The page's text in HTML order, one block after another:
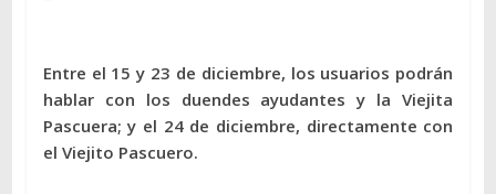
Entre el 15 y 23 de diciembre, los usuarios podrán
hablar con los duendes ayudantes y la Viejita
Pascuera; y el 24 de diciembre, directamente con
el Viejito Pascuero.